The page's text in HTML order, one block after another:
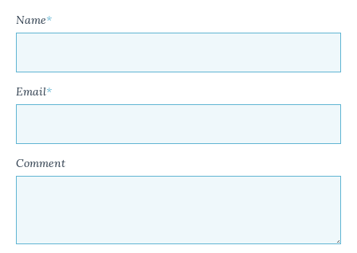
Name*
Email*
Comment